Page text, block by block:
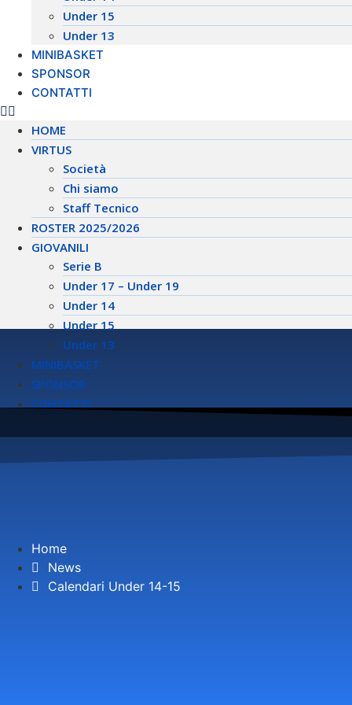
Under 15
Under 13
MINIBASKET
SPONSOR
CONTATTI
HOME
VIRTUS
Società
Chi siamo
Staff Tecnico
ROSTER 2025/2026
GIOVANILI
Serie B
Under 17 – Under 19
Under 14
Under 15
Under 13
MINIBASKET
SPONSOR
CONTATTI
Home
News
Calendari Under 14-15